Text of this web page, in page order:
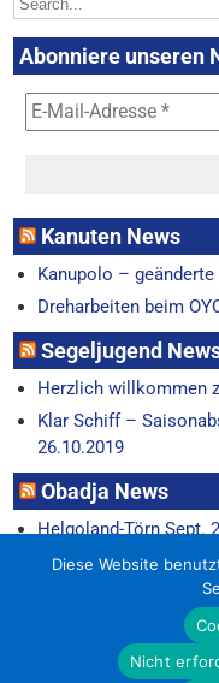
Abonniere unseren
Kanuten News
Kanupolo –
Dreharbeiten beim
Segeljugend
Herzlich willkommen
Klar Schiff –
26.10.2019
Obadja News
Helgoland-Törn Sept.
Horum-Regatta 22.6.
Diese Website
Nicht